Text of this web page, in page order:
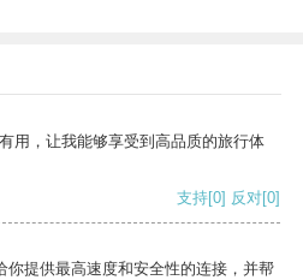
用，让我能够享受到高品质的旅行体
支持[0] 反对[0]
提供最高速度和安全性的连接，并帮